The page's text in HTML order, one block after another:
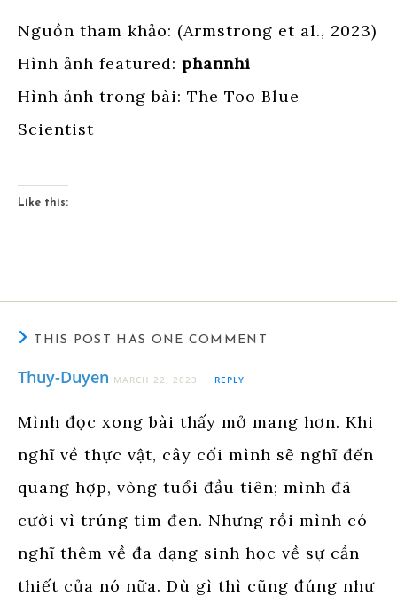
Nguồn tham khảo: (Armstrong et al., 2023)
Hình ảnh featured: phannhi
Hình ảnh trong bài: The Too Blue
Scientist
Like this:
THIS POST HAS ONE COMMENT
Thuy-Duyen MARCH 22, 2023 REPLY
Mình đọc xong bài thấy mở mang hơn. Khi
nghĩ về thực vật, cây cối mình sẽ nghĩ đến
quang hợp, vòng tuổi đầu tiên; mình đã
cười vì trúng tim đen. Nhưng rồi mình có
nghĩ thêm về đa dạng sinh học về sự cần
thiết của nó nữa. Dù gì thì cũng đúng như